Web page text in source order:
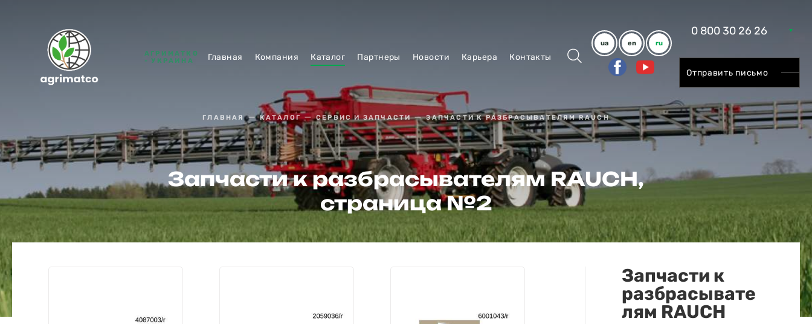
АГРИМАТКО
- УКРАИНА
Главная Компания Каталог Партнеры Новости Карьера Контакты
ua en ru
0 800 30 26 26
Отправить письмо
ГЛАВНАЯ КАТАЛОГ СЕРВИС И ЗАПЧАСТИ ЗАПЧАСТИ К РАЗБРАСЫВАТЕЛЯМ RAUCH
Запчасти к разбрасывателям RAUCH,
страница №2
Запчасти к
разбрасывате
лям RAUCH